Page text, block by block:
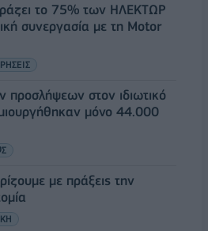
το 75% των ΗΛΕΚΤΩΡ
συνεργασία με τη Motor
προσλήψεων στον ιδιωτικό
μόνο 44.000
με πράξεις την